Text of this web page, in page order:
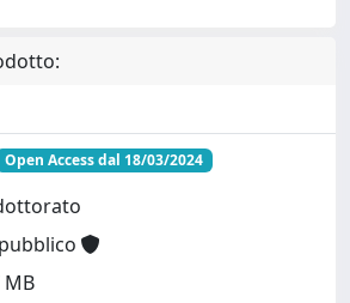
Open Access dal 18/03/2024
MB